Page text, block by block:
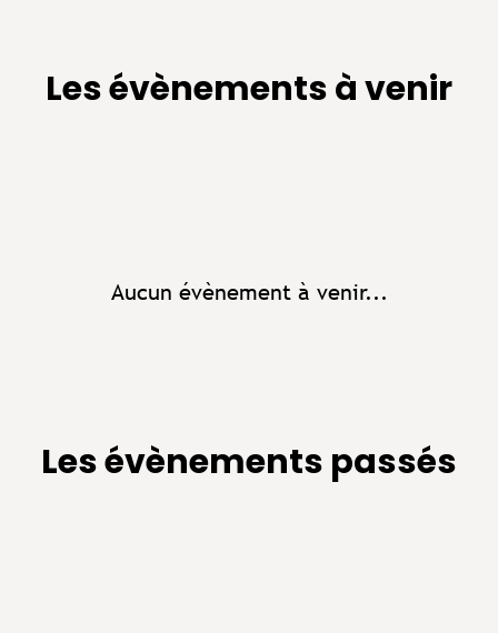
Les évènements à venir
Aucun évènement à venir...
Les évènements passés